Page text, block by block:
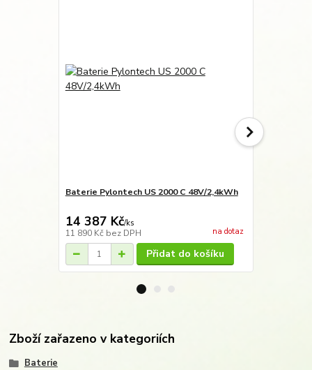
Baterie Pylontech US 2000 C 48V/2,4kWh
14 387 Kč/ks
11 890 Kč bez DPH na dotaz
Přidat do košíku
Zboží zařazeno v kategoriích
Baterie